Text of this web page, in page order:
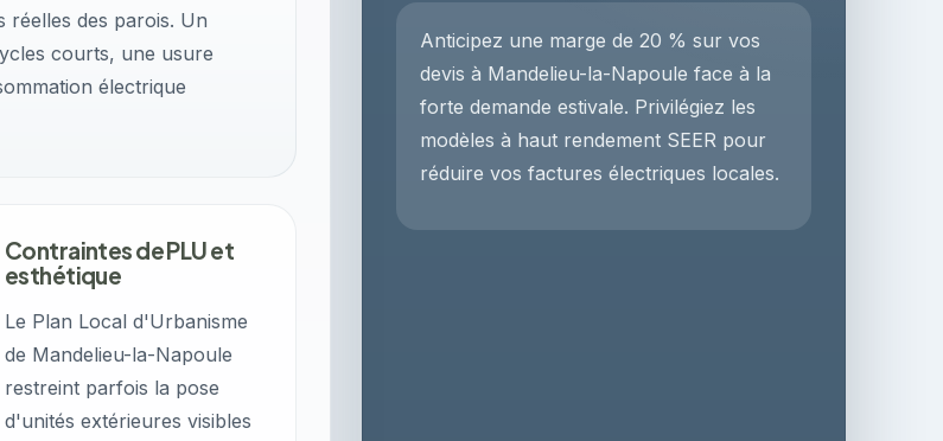
Anticipez une marge de 20 % sur vos
devis à Mandelieu-la-Napoule face à la
forte demande estivale. Privilégiez les
modèles à haut rendement SEER pour
réduire vos factures électriques locales.
réelles des parois. Un
courts, une usure
électrique
Contraintes de PLU et
esthétique
Le Plan Local d'Urbanisme
de Mandelieu-la-Napoule
restreint parfois la pose
d'unités extérieures visibles